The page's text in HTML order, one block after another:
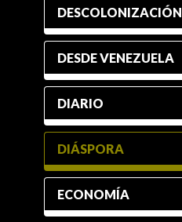
DESCOLONIZACIÓN
DESDE VENEZUELA
DIARIO
DIÁSPORA
ECONOMÍA